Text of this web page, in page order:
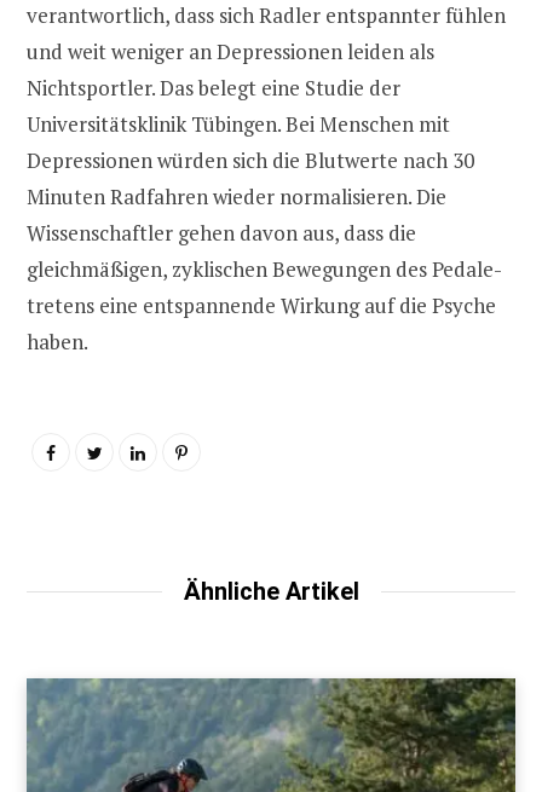
verantwortlich, dass sich Radler entspannter fühlen
und weit weniger an Depressionen leiden als
Nichtsportler. Das belegt eine Studie der
Universitätsklinik Tübingen. Bei Menschen mit
Depressionen würden sich die Blutwerte nach 30
Minuten Radfahren wieder normalisieren. Die
Wissenschaftler gehen davon aus, dass die
gleichmäßigen, zyklischen Bewegungen des Pedale-
tretens eine entspannende Wirkung auf die Psyche
haben.
Ähnliche Artikel